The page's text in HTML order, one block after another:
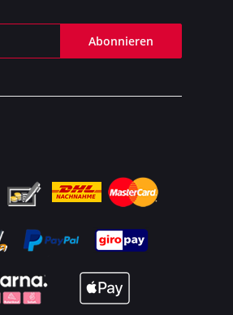
Abonnieren